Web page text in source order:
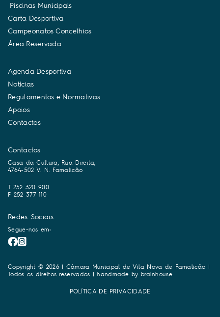
Piscinas Municipais
Carta Desportiva
Campeonatos Concelhios
Área Reservada
Agenda Desportiva
Notícias
Regulamentos e Normativas
Apoios
Contactos
Contactos
Casa da Cultura, Rua Direita,
4764-502 V. N. Famalicão
T 252 320 900
F 252 377 110
Redes Sociais
Segue-nos em:
Copyright © 2026 | Câmara Municipal de Vila Nova de Famalicão |
Todos os direitos reservados | handmade by brainhouse
POLÍTICA DE PRIVACIDADE